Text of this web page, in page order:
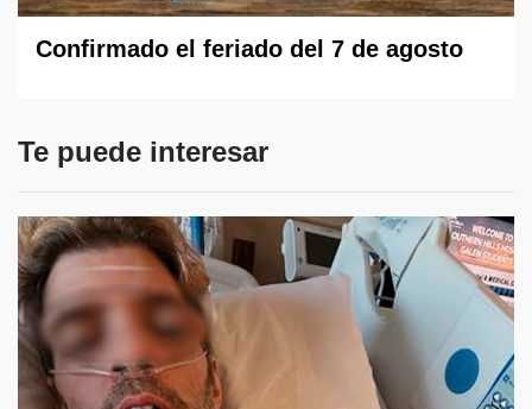
Confirmado el feriado del 7 de agosto
Te puede interesar